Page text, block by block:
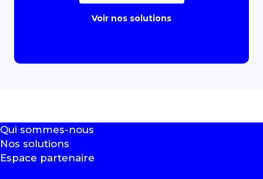
Voir nos solutions
Qui sommes-nous
Nos solutions
Espace partenaire